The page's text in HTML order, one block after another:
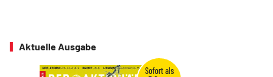
Aktuelle Ausgabe